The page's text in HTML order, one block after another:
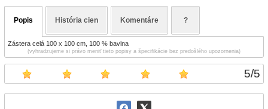
5/5
Popis História cien Komentáre ?
Zástera celá 100 x 100 cm, 100 % bavlna
(vyhradzujeme si právo meniť tieto popisy a špecifikácie bez predošlého upozornenia)